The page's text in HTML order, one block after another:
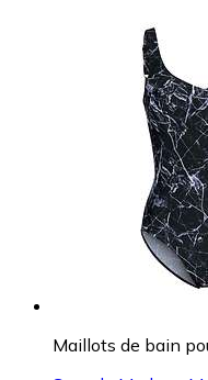
Maillots de bain